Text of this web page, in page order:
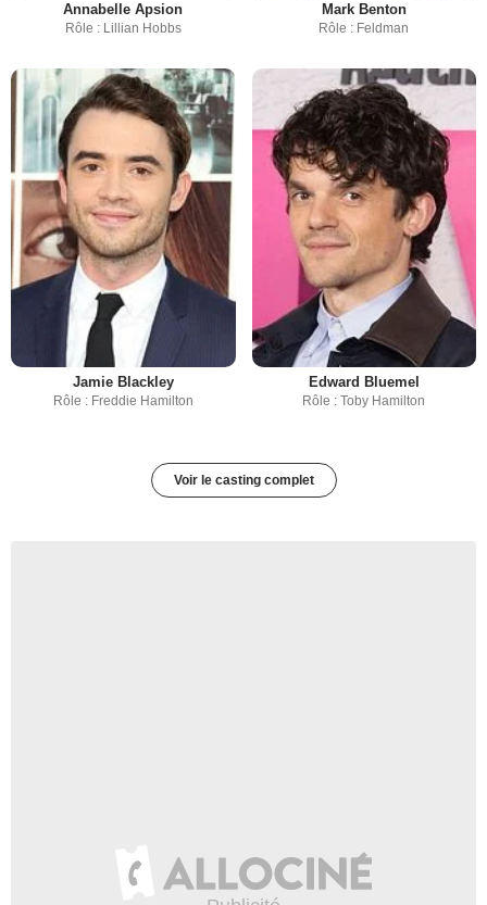
Annabelle Apsion
Rôle : Lillian Hobbs
Mark Benton
Rôle : Feldman
Jamie Blackley
Rôle : Freddie Hamilton
Edward Bluemel
Rôle : Toby Hamilton
Voir le casting complet